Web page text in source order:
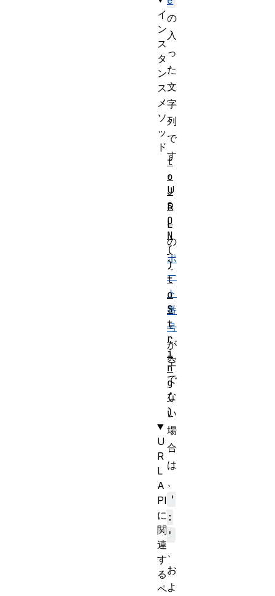
の
入
っ
た
文
字
列
で
す
。
U
R
L
の
ポ
ー
ト
番
号
が
空
で
な
い
場
合
は
、
'
:
'
、
お
よ
イ
ン
ス
タ
ン
ス
メ
ソ
ッ
ド
t
o
J
S
O
N
(
)
t
o
S
t
r
i
n
g
(
)
U
R
L
A
PI
に
関
連
す
る
ペ